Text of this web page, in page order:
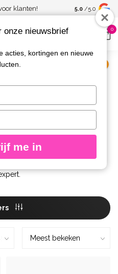
klanten! Spaar voor
kortingen
5.0 /5.0
0
Nail Art Penselen
Fijne
Perfecte
voor strakke lijnen, fijne
Onmisbaar voor elke
onze nieuwsbrief
acties, kortingen en nieuwe
me in